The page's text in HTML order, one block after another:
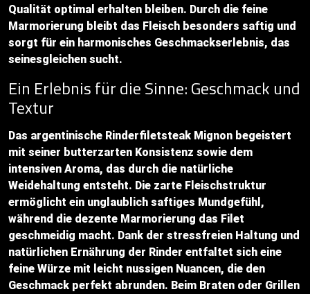
Qualität optimal erhalten bleiben. Durch die feine
Marmorierung bleibt das Fleisch besonders saftig und
sorgt für ein harmonisches Geschmackserlebnis, das
seinesgleichen sucht.
Ein Erlebnis für die Sinne: Geschmack und
Textur
Das argentinische Rinderfiletsteak Mignon begeistert
mit seiner butterzarten Konsistenz sowie dem
intensiven Aroma, das durch die natürliche
Weidehaltung entsteht. Die zarte Fleischstruktur
ermöglicht ein unglaublich saftiges Mundgefühl,
während die dezente Marmorierung das Filet
geschmeidig macht. Dank der stressfreien Haltung und
natürlichen Ernährung der Rinder entfaltet sich eine
feine Würze mit leicht nussigen Nuancen, die den
Geschmack perfekt abrunden. Beim Braten oder Grillen